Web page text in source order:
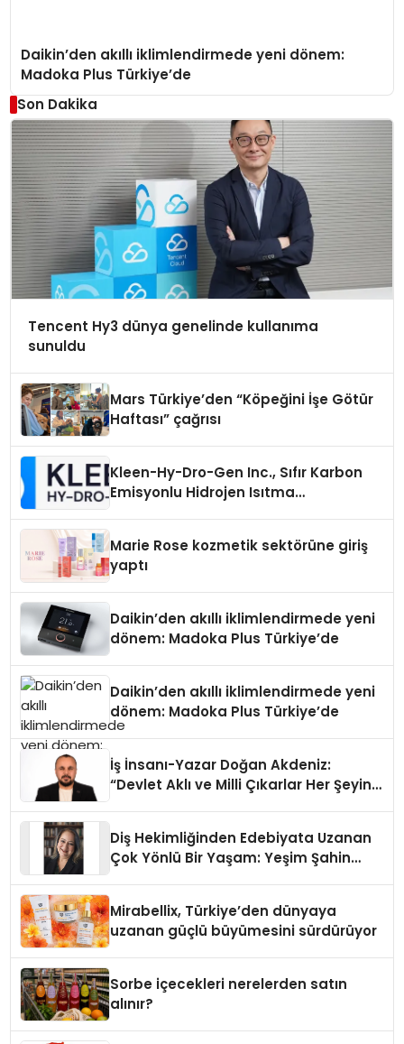
Daikin’den akıllı iklimlendirmede yeni dönem:
Madoka Plus Türkiye’de
Son Dakika
Tencent Hy3 dünya genelinde kullanıma
sunuldu
Mars Türkiye’den “Köpeğini İşe Götür
Haftası” çağrısı
Kleen-Hy-Dro-Gen Inc., Sıfır Karbon
Emisyonlu Hidrojen Isıtma
Marie Rose kozmetik sektörüne giriş
yaptı
Daikin’den akıllı iklimlendirmede yeni
dönem: Madoka Plus Türkiye’de
Daikin’den akıllı iklimlendirmede yeni
dönem: Madoka Plus Türkiye’de
İş İnsanı-Yazar Doğan Akdeniz:
“Devlet Aklı ve Milli Çıkarlar Her Şeyin
Diş Hekimliğinden Edebiyata Uzanan
Çok Yönlü Bir Yaşam: Yeşim Şahin
Mirabellix, Türkiye’den dünyaya
uzanan güçlü büyümesini sürdürüyor
Sorbe içecekleri nerelerden satın
alınır?